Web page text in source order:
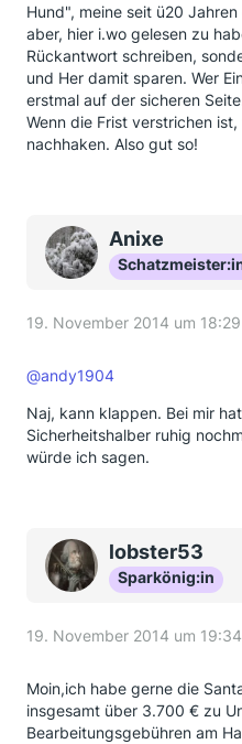
Hund", meine seit ü20
aber, hier i.wo gelesen zu
Rückantwort schreiben,
und Her damit sparen. Wer
erstmal auf der sicheren
Wenn die Frist verstrichen
nachhaken. Also gut so!
Anixe
19. November 2014 um 18:29
@andy1904
Naj, kann klappen. Bei mir
Sicherheitshalber ruhig
würde ich sagen.
lobster53
Sparkönig:in
19. November 2014 um 19:34
Moin,ich habe gerne die
insgesamt über 3.700 € zu
Bearbeitungsgebühren am